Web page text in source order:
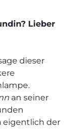
Lieber
dieser
an seiner
eigentlich der